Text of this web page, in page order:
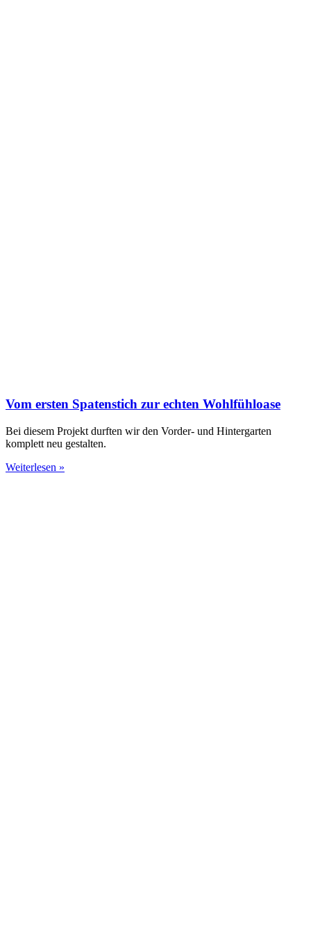
Vom ersten Spatenstich zur echten Wohlfühloase
Bei diesem Projekt durften wir den Vorder- und Hintergarten
komplett neu gestalten.
Weiterlesen »